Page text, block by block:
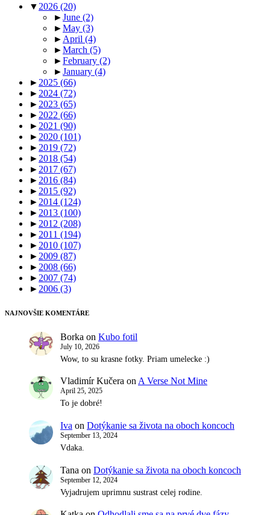
▼ 2026 (20)
►June (2)
►May (3)
► April (4)
►March (5)
►February (2)
►January (4)
► 2025 (66)
► 2024 (72)
► 2023 (65)
► 2022 (66)
► 2021 (90)
► 2020 (101)
► 2019 (72)
► 2018 (54)
► 2017 (67)
► 2016 (84)
► 2015 (92)
► 2014 (124)
► 2013 (100)
► 2012 (208)
► 2011 (194)
► 2010 (107)
► 2009 (87)
► 2008 (66)
► 2007 (74)
► 2006 (3)
NAJNOVŠIE KOMENTÁRE
Borka on Kubo fotil
July 10, 2026
Wow, to su krasne fotky. Priam umelecke :)
Vladimír Kučera on A Verse Not Mine
April 25, 2025
To je dobré!
Iva on Dotýkanie sa života na oboch koncoch
September 13, 2024
Vdaka.
Tana on Dotýkanie sa života na oboch koncoch
September 12, 2024
Vyjadrujem uprimnu sustrast celej rodine.